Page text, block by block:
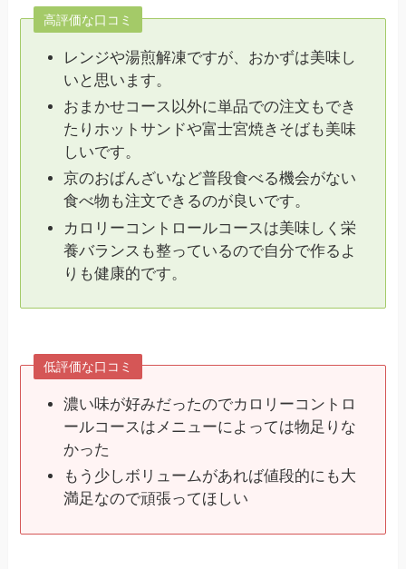
高評価な口コミ
レンジや湯煎解凍ですが、おかずは美味し
いと思います。
おまかせコース以外に単品での注文もでき
たりホットサンドや富士宮焼きそばも美味
しいです。
京のおばんざいなど普段食べる機会がない
食べ物も注文できるのが良いです。
カロリーコントロールコースは美味しく栄
養バランスも整っているので自分で作るよ
りも健康的です。
低評価な口コミ
濃い味が好みだったのでカロリーコントロ
ールコースはメニューによっては物足りな
かった
もう少しボリュームがあれば値段的にも大
満足なので頑張ってほしい